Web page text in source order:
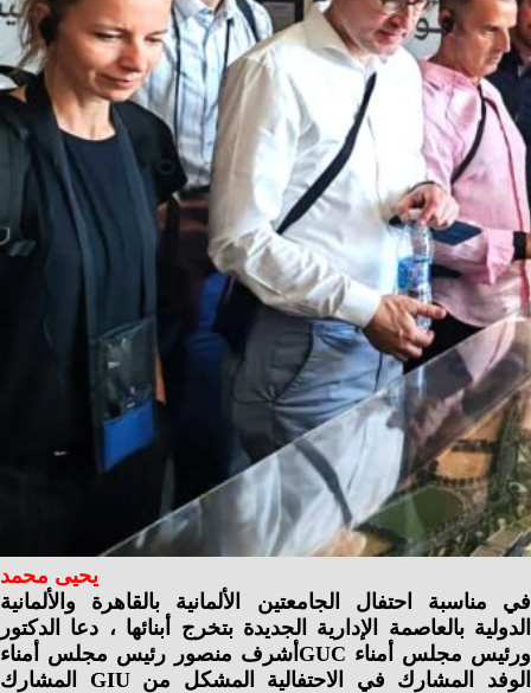
يحيى محمد
في مناسبة احتفال الجامعتين الألمانية بالقاهرة والألمانية
الدولية بالعاصمة الإدارية الجديدة بتخرج أبنائها ، دعا الدكتور
أشرف منصور رئيس مجلس أمناءGUC ورئيس مجلس أمناء
المشارك GIU الوفد المشارك في الاحتفالية المشكل من